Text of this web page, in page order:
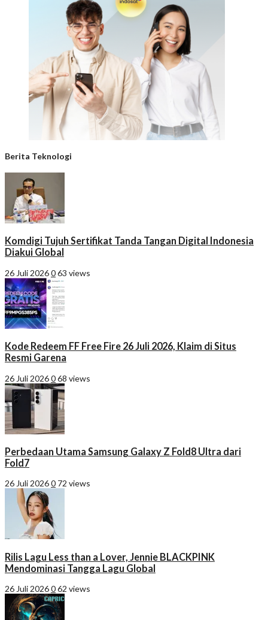
Berita Teknologi
Komdigi Tujuh Sertifikat Tanda Tangan Digital Indonesia
Diakui Global
26 Juli 2026063 views
Kode Redeem FF Free Fire 26 Juli 2026, Klaim di Situs
Resmi Garena
26 Juli 2026068 views
Perbedaan Utama Samsung Galaxy Z Fold8 Ultra dari
Fold7
26 Juli 20260 72 views
Rilis Lagu Less than a Lover, Jennie BLACKPINK
Mendominasi Tangga Lagu Global
26 Juli 2026062 views